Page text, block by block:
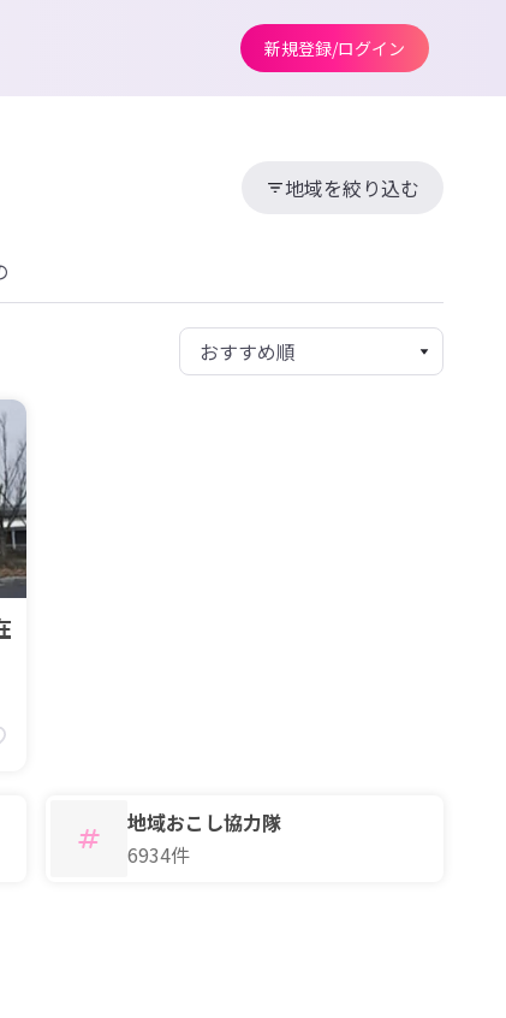
新規登録/ログイン
地域を絞り込む
地域おこし協力隊
6934件